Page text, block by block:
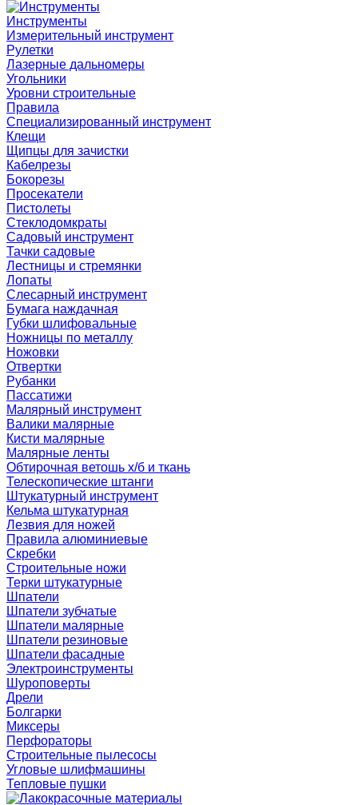
Инструменты
Измерительный инструмент
Рулетки
Лазерные дальномеры
Угольники
Уровни строительные
Правила
Специализированный инструмент
Клещи
Щипцы для зачистки
Кабелрезы
Бокорезы
Просекатели
Пистолеты
Стеклодомкраты
Садовый инструмент
Тачки садовые
Лестницы и стремянки
Лопаты
Слесарный инструмент
Бумага наждачная
Губки шлифовальные
Ножницы по металлу
Ножовки
Отвертки
Рубанки
Пассатижи
Малярный инструмент
Валики малярные
Кисти малярные
Малярные ленты
Обтирочная ветошь х/б и ткань
Телескопические штанги
Штукатурный инструмент
Кельма штукатурная
Лезвия для ножей
Правила алюминиевые
Скребки
Строительные ножи
Терки штукатурные
Шпатели
Шпатели зубчатые
Шпатели малярные
Шпатели резиновые
Шпатели фасадные
Электроинструменты
Шуроповерты
Дрели
Болгарки
Миксеры
Перфораторы
Строительные пылесосы
Угловые шлифмашины
Тепловые пушки